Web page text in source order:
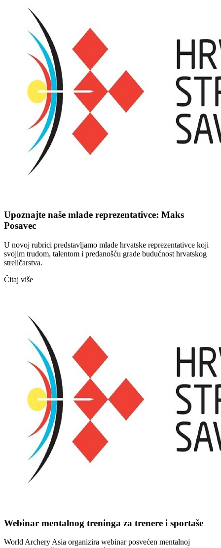
Upoznajte naše mlade reprezentativce: Maks
Posavec
U novoj rubrici predstavljamo mlade hrvatske reprezentativce koji
svojim trudom, talentom i predanošću grade budućnost hrvatskog
streličarstva.
Čitaj više
Webinar mentalnog treninga za trenere i sportaše
World Archery Asia organizira webinar posvećen mentalnoj